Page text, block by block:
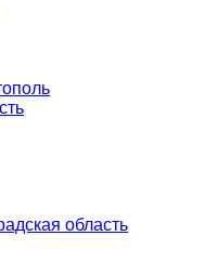
область